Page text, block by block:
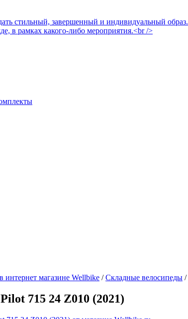
интернет магазине Wellbike / Складные велосипеды /
715 24 Z010 (2021)